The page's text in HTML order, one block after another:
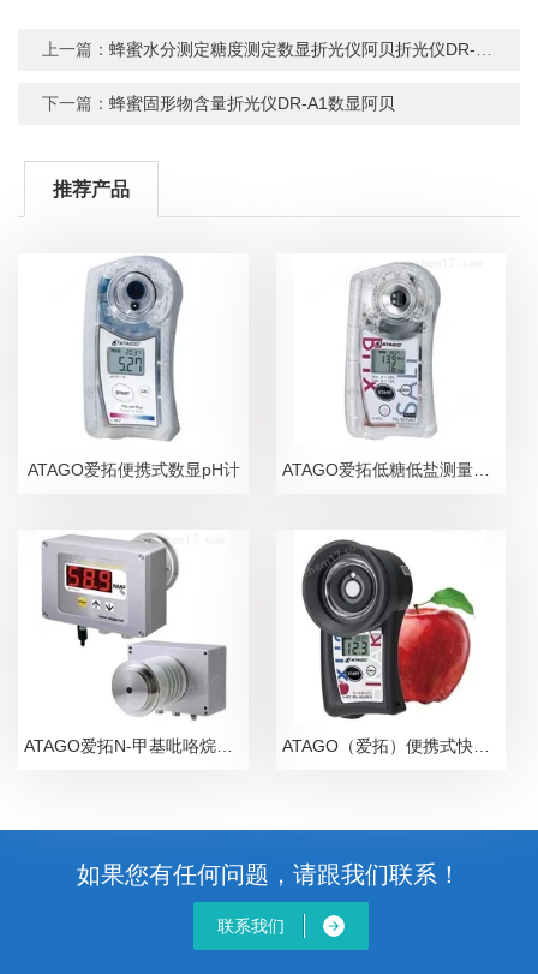
上一篇：蜂蜜水分测定糖度测定数显折光仪阿贝折光仪DR-A1
下一篇：蜂蜜固形物含量折光仪DR-A1数显阿贝
推荐产品
ATAGO爱拓便携式数显pH计 ATAGO爱拓低糖低盐测量糖盐度计
ATAGO（爱拓）便携式快速苹果无损糖度计
如果您有任何问题，请跟我们联系！
联系我们